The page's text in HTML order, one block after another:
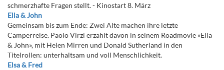
schmerzhafte Fragen stellt. - Kinostart 8. März
Ella & John
Gemeinsam bis zum Ende: Zwei Alte machen ihre letzte
Camperreise. Paolo Virzì erzählt davon in seinem Roadmovie «Ella
& John», mit Helen Mirren und Donald Sutherland in den
Titelrollen: unterhaltsam und voll Menschlichkeit.
Elsa & Fred